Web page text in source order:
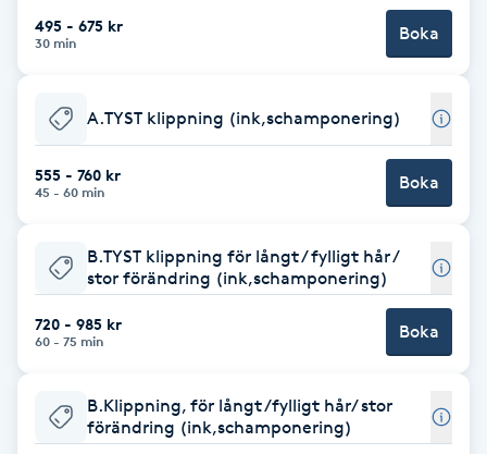
Babylights
Barber
Barnklippning
BIAB
Blowout
495 - 675 kr
30 min Boka
A.TYST klippning (ink,schamponering)
555 - 760 kr
45 - 60 min Boka
B.TYST klippning för långt / fylligt hår /
stor förändring (ink,schamponering)
720 - 985 kr
60 - 75 min Boka
B.Klippning, för långt /fylligt hår/ stor
förändring (ink,schamponering)